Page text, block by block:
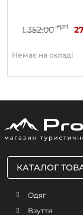
1 352.00 грн
Немає на складі
КАТАЛОГ
Одяг
Взуття